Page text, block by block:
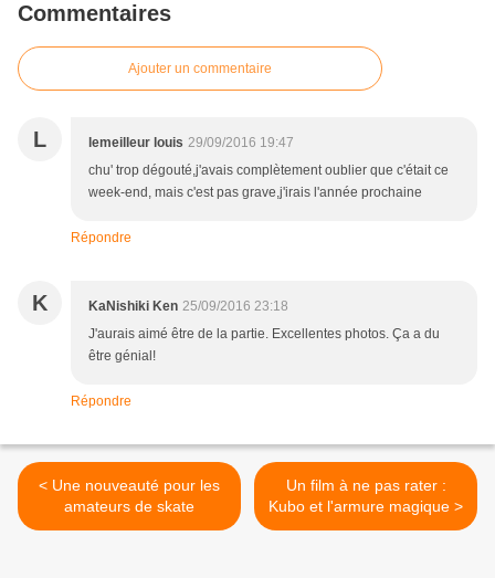
Commentaires
Ajouter un commentaire
L lemeilleur louis 29/09/2016 19:47
chu' trop dégouté,j'avais complètement oublier que c'était ce
week-end, mais c'est pas grave,j'irais l'année prochaine
Répondre
K KaNishiki Ken 25/09/2016 23:18
J'aurais aimé être de la partie. Excellentes photos. Ça a du
être génial!
Répondre
< Une nouveauté pour les
amateurs de skate
Un film à ne pas rater :
Kubo et l'armure magique >